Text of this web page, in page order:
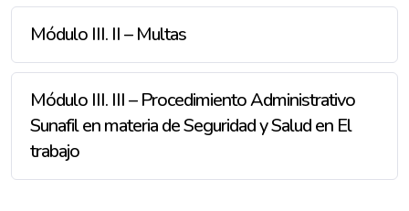
Módulo III. II – Multas
Módulo III. III – Procedimiento Administrativo
Sunafil en materia de Seguridad y Salud en El
trabajo